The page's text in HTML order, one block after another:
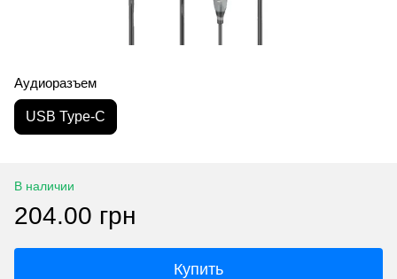
Аудиоразъем
USB Type-C
В наличии
204.00 грн
Купить